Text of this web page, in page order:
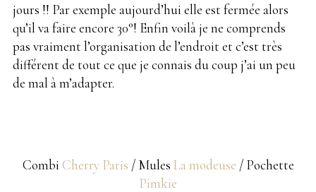
jours !! Par exemple aujourd’hui elle est fermée alors
qu’il va faire encore 30°! Enfin voilà je ne comprends
pas vraiment l’organisation de l’endroit et c’est très
différent de tout ce que je connais du coup j’ai un peu
de mal à m’adapter.
Combi Cherry Paris / Mules La modeuse / Pochette
Pimkie